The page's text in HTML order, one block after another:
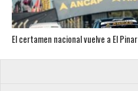
El certamen nacional vuelve a El Pinar